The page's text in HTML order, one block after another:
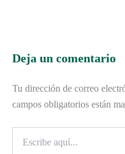
Deja un comentario
Tu dirección de correo
campos obligatorios están
aquí...